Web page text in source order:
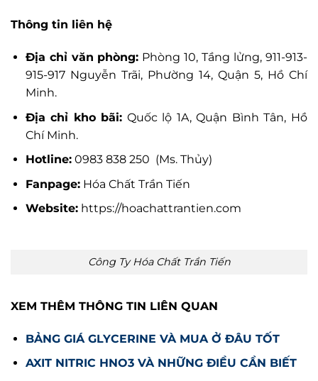
Thông tin liên hệ
Địa chỉ văn phòng: Phòng 10, Tầng lửng, 911-913-
915-917 Nguyễn Trãi, Phường 14, Quận 5, Hồ Chí
Minh.
Địa chỉ kho bãi: Quốc lộ 1A, Quận Bình Tân, Hồ
Chí Minh.
Hotline:0983 838 250 (Ms. Thủy)
Fanpage:Hóa Chất Trần Tiến
Website:https://hoachattrantien.com
Công Ty Hóa Chất Trần Tiến
XEM THÊM THÔNG TIN LIÊN QUAN
BẢNG GIÁ GLYCERINE VÀ MUA Ở ĐÂU TỐT
AXIT NITRIC HNO3 VÀ NHỮNG ĐIỀU CẦN BIẾT